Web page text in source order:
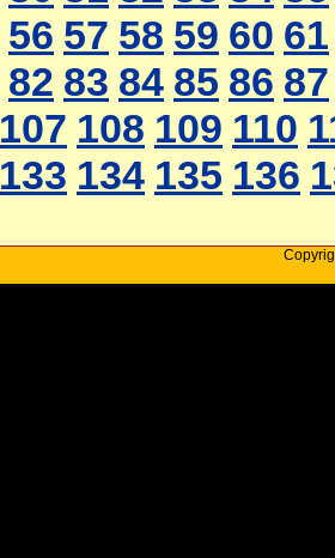
56 57 58 59 60 61
82 83 84 85 86 87
107 108 109 110
133 134 135 136